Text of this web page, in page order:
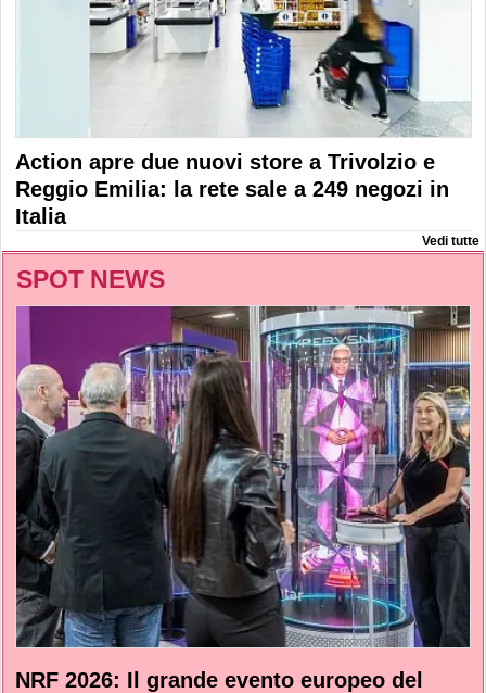
Action apre due nuovi store a Trivolzio e
Reggio Emilia: la rete sale a 249 negozi in
Italia
Vedi tutte
SPOT NEWS
NRF 2026: Il grande evento europeo del